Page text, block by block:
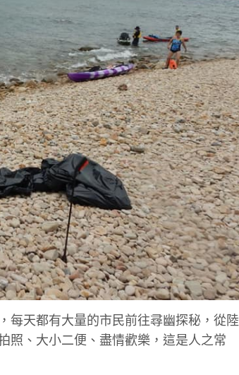
每天都有大量的市民前往尋幽探秘，從陸
照、大小二便、盡情歡樂，這是人之常